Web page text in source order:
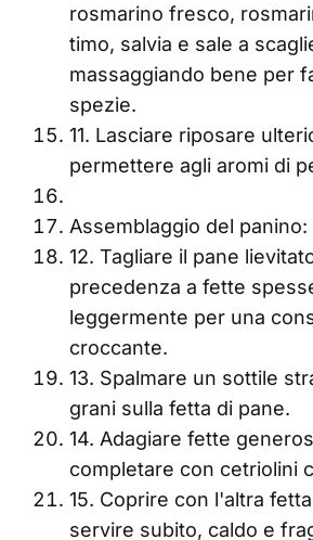
rosmarino fresco,
timo, salvia e sale a
massaggiando bene per
spezie.
11. Lasciare riposare
permettere agli aromi di
Assemblaggio del panino:
12. Tagliare il pane
precedenza a fette
leggermente per una
croccante.
13. Spalmare un sottile
grani sulla fetta di pane.
14. Adagiare fette
completare con cetriolini
15. Coprire con l'altra
servire subito, caldo e